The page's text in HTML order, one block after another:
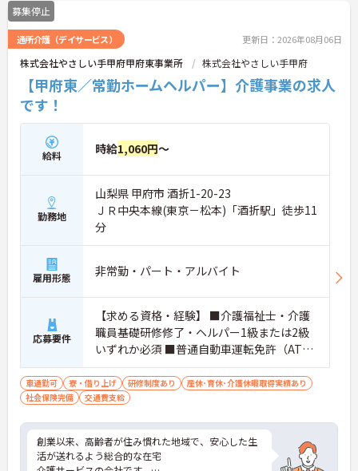
募集停止
通所介護（デイサービス） 更新日：2026年08月06日
株式会社やさしい手甲府甲府東事業所 株式会社やさしい手甲府
【甲府東／常勤ホームヘルパー】介護事業の求人
です！
給料 時給1,060円～
勤務地
山梨県 甲府市 酒折1-20-23
ＪＲ中央本線(東京－松本)「酒折駅」徒歩11
分
雇用形態 非常勤・パート・アルバイト
応募要件
【求める資格・経験】 ■介護福祉士・介護
職員基礎研修修了・ヘルパー1級または2級
いずれか必須 ■普通自動車運転免許（AT限
定可）
車通勤可 寮・借り上げ 研修制度あり
産休･育休･介護休暇取得実績あり
社会保険完備
交通費支給
創業以来、高齢者が住み慣れた地域で、安心した生
活が送れるよう総合的な在宅